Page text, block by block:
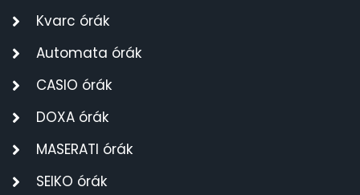
Kvarc órák
Automata órák
CASIO órák
DOXA órák
MASERATI órák
SEIKO órák